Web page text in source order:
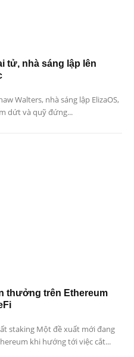
tử, nhà sáng lập lên
Walters, nhà sáng lập ElizaOS,
dứt và quỹ đứng...
thưởng trên Ethereum
staking Một đề xuất mới đang
khi hướng tới việc cắt...